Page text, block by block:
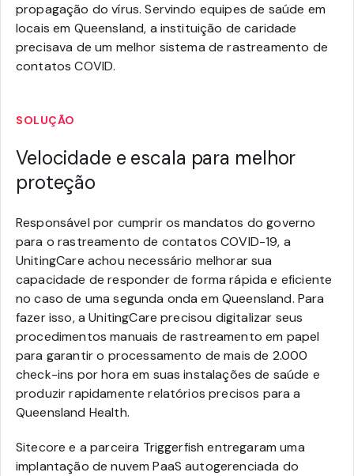
propagação do vírus. Servindo equipes de saúde em
locais em Queensland, a instituição de caridade
precisava de um melhor sistema de rastreamento de
contatos COVID.
SOLUÇÃO
Velocidade e escala para melhor
proteção
Responsável por cumprir os mandatos do governo
para o rastreamento de contatos COVID-19, a
UnitingCare achou necessário melhorar sua
capacidade de responder de forma rápida e eficiente
no caso de uma segunda onda em Queensland. Para
fazer isso, a UnitingCare precisou digitalizar seus
procedimentos manuais de rastreamento em papel
para garantir o processamento de mais de 2.000
check-ins por hora em suas instalações de saúde e
produzir rapidamente relatórios precisos para a
Queensland Health.
Sitecore e a parceira Triggerfish entregaram uma
implantação de nuvem PaaS autogerenciada do